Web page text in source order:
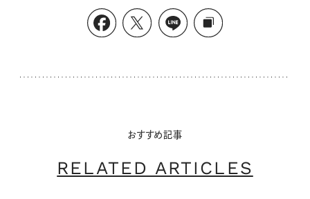
おすすめ記事
RELATED ARTICLES